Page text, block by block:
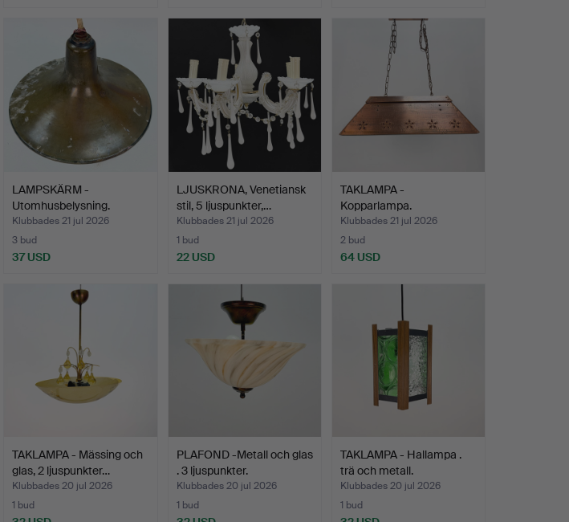
LAMPSKÄRM -
Utomhusbelysning.
Klubbades 21 jul 2026
3 bud
37 USD
LJUSKRONA, Venetiansk
stil, 5 ljuspunkter,…
Klubbades 21 jul 2026
1 bud
22 USD
TAKLAMPA -
Kopparlampa.
Klubbades 21 jul 2026
2 bud
64 USD
TAKLAMPA - Mässing och
glas, 2 ljuspunkter…
Klubbades 20 jul 2026
1 bud
PLAFOND -Metall och glas
. 3 ljuspunkter.
Klubbades 20 jul 2026
1 bud
TAKLAMPA - Hallampa .
trä och metall.
Klubbades 20 jul 2026
1 bud